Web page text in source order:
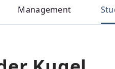
Management